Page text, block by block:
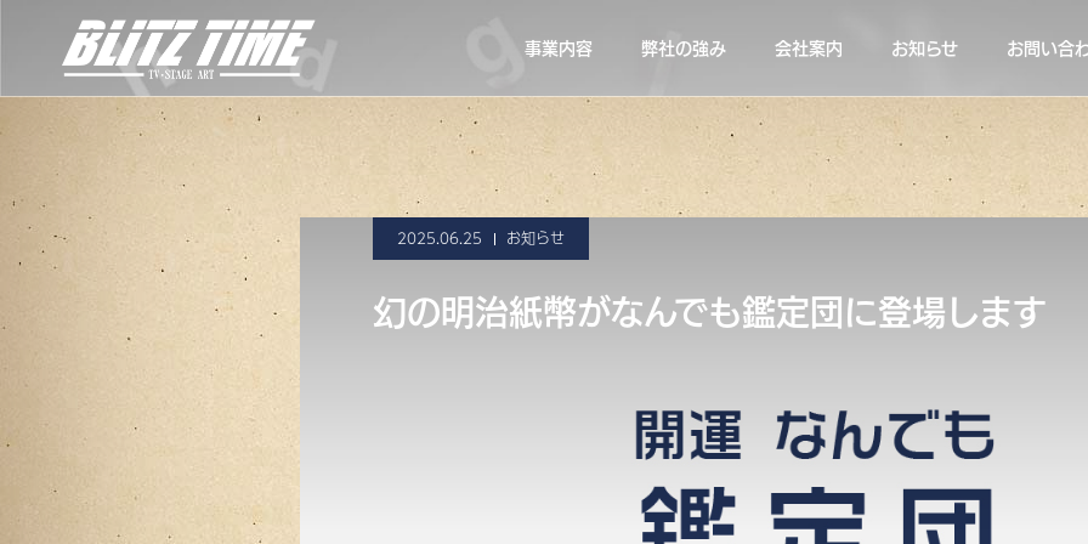
事業内容 弊社の強み 会社案内 お知らせ お問い合
2025.06.25 お知らせ
幻の明治紙幣がなんでも鑑定団に登場します